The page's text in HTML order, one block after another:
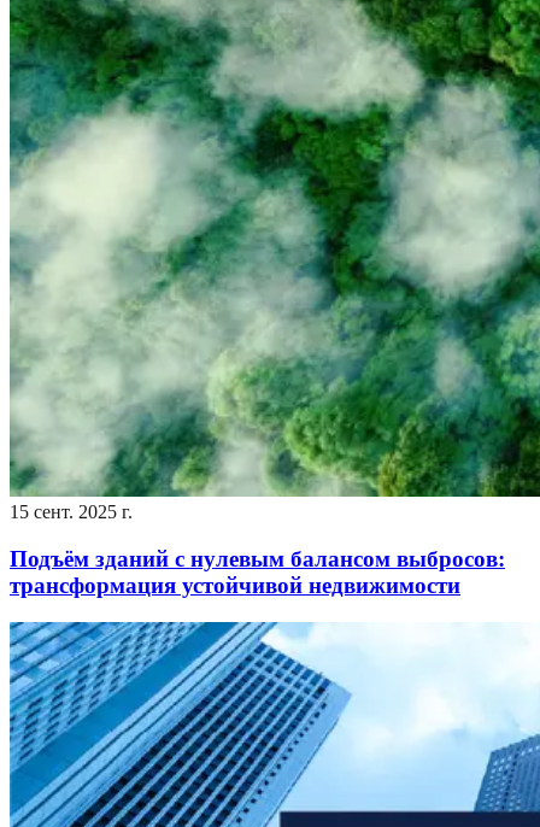
15 сент. 2025 г.
Подъём зданий с нулевым балансом выбросов:
трансформация устойчивой недвижимости